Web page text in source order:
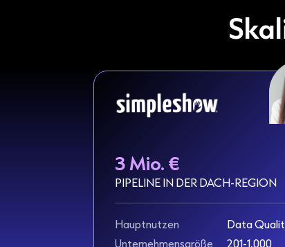
3 Mio. €
PIPELINE IN DER DACH-REGION
Hauptnutzen
Data
Unternehmensgröße
201-1,000